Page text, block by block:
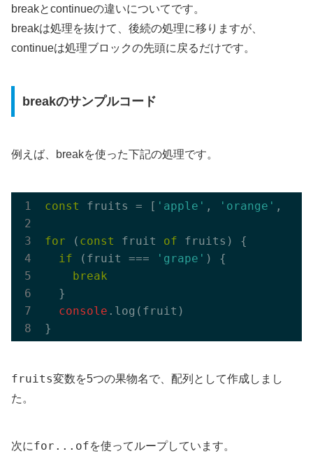
breakとcontinueの違いについてです。
breakは処理を抜けて、後続の処理に移りますが、
continueは処理ブロックの先頭に戻るだけです。
breakのサンプルコード
例えば、breakを使った下記の処理です。
const fruits = [ 'apple' , 'orange' ,
for ( const fruit of fruits) {
if (fruit === 'grape' ) {
break
  }
console .log(fruit)
fruits変数を5つの果物名で、配列として作成しまし
た。
次にfor...ofを使ってループしています。